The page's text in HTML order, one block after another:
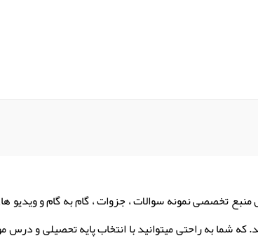
تخصصی نمونه سوالات ، جزوات ، گام به گام و ویدیو
که شما به راحتی میتوانید با انتخاب پایه تحصیلی و درس